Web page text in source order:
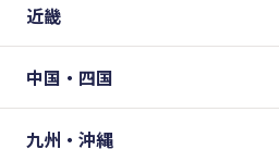
近畿
中国・四国
九州・沖縄